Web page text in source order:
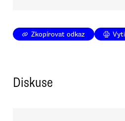
Zkopírovat odkaz
Diskuse